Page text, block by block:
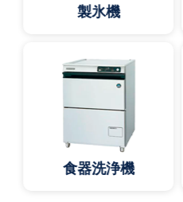
製氷機
食器洗浄機